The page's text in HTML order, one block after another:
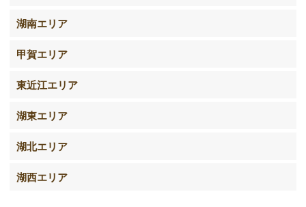
湖南エリア
甲賀エリア
東近江エリア
湖東エリア
湖北エリア
湖西エリア